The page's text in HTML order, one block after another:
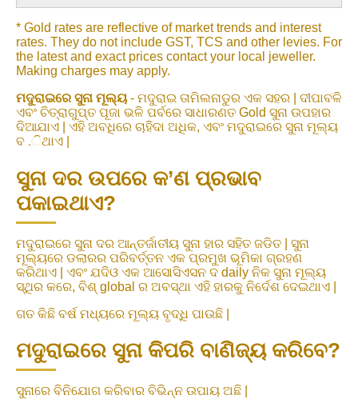
* Gold rates are reflective of market trends and interest
rates. They do not include GST, TCS and other levies. For
the latest and exact prices contact your local jeweller.
Making charges may apply.
ମଦୁରାଇରେ ସୁନା ମୂଲ୍ୟ- ମଦୁରାଇ ତାମିଲନାଡୁର ଏକ ସହର | ଦୀପାବଳି
ଏବଂ ଚିତ୍ରାଗୁପ୍ତ ପୂଜା ଭଳି ପର୍ବରେ ସାଧାରଣତ Gold ସୁନା ଉପହାର
ଦିଆଯାଏ | ଏହି ଅବଧିରେ ଚାହିଦା ଅଧିକ, ଏବଂ ମଦୁରାଇରେ ସୁନା ମୂଲ୍ୟ
ବ .ିଥାଏ |
ସୁନା ଦର ଉପରେ କ’ଣ ପ୍ରଭାବ
ପକାଇଥାଏ?
ମଦୁରାଇରେ ସୁନା ଦର ଆନ୍ତର୍ଜାତୀୟ ସୁନା ହାର ସହିତ ଜଡିତ | ସୁନା
ମୂଲ୍ୟରେ ଡଲାରର ପରିବର୍ତ୍ତନ ଏକ ପ୍ରମୁଖ ଭୂମିକା ଗ୍ରହଣ
କରିଥାଏ | ଏବଂ ଯଦିଓ ଏକ ଆସୋସିଏସନ ଦ daily ନିକ ସୁନା ମୂଲ୍ୟ
ସ୍ଥିର କରେ, ବିଶ୍ global ର ଅବସ୍ଥା ଏହି ହାରକୁ ନିର୍ଦେଶ ଦେଇଥାଏ |
ଗତ କିଛି ବର୍ଷ ମଧ୍ୟରେ ମୂଲ୍ୟ ବୃଦ୍ଧି ପାଉଛି |
ମଦୁରାଇରେ ସୁନା କିପରି ବାଣିଜ୍ୟ କରିବେ?
ସୁନାରେ ବିନିଯୋଗ କରିବାର ବିଭିନ୍ନ ଉପାୟ ଅଛି |